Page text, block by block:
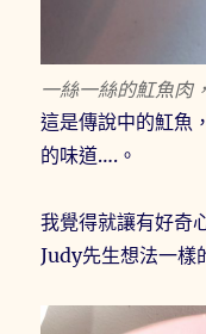
一絲一絲的魟魚肉
這是傳說中的魟魚
的味道….。
我覺得就讓有好奇
Judy先生想法一樣